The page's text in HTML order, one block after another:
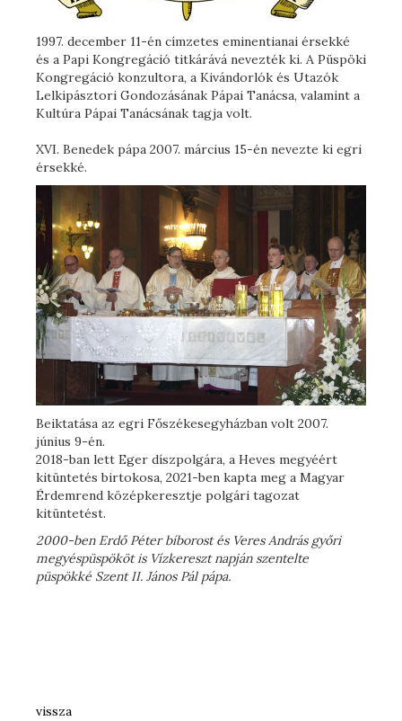
1997. december 11-én címzetes eminentianai érsekké
és a Papi Kongregáció titkárává nevezték ki. A Püspöki
Kongregáció konzultora, a Kivándorlók és Utazók
Lelkipásztori Gondozásának Pápai Tanácsa, valamint a
Kultúra Pápai Tanácsának tagja volt.
XVI. Benedek pápa 2007. március 15-én nevezte ki egri
érsekké.
Beiktatása az egri Főszékesegyházban volt 2007.
június 9-én.
2018-ban lett Eger díszpolgára, a Heves megyéért
kitüntetés birtokosa, 2021-ben kapta meg a Magyar
Érdemrend középkeresztje polgári tagozat
kitüntetést.
2000-ben Erdő Péter bíborost és Veres András győri
megyéspüspököt is Vízkereszt napján szentelte
püspökké Szent II. János Pál pápa.
vissza